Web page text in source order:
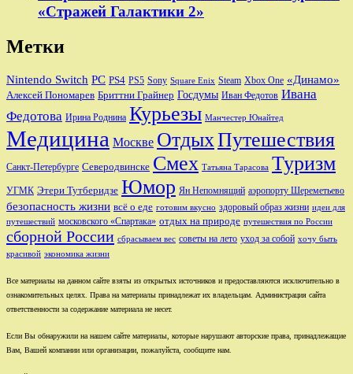
«Стражей Галактики 2»
Метки
Nintendo Switch PC PS4 PS5 Sony Square Enix Steam Xbox One «Динамо»
Алексей Пономарев Бриттни Грайнер Госдумы Иван Федотов Ивана
Федотова Ирина Роднина Курьезы Манчестер Юнайтед
Медицина Москве ОтдыхПутешествия
Санкт-Петербурге Северодвинске Смех Татьяна Тарасова Туризм
УГМК Этери Тутберидзе Юмор Ян Непомнящий аэропорту Шереметьево
безопасность жизни всё о еде готовим вкусно здоровый образ жизни идеи для
путешествий московского «Спартака» отдых на природе путешествия по России
сборной России сбрасываем вес советы на лето уход за собой хочу быть
красивой экономика жизни
Все материалы на данном сайте взяты из открытых источников и предоставляются исключительно в
ознакомительных целях. Права на материалы принадлежат их владельцам. Администрация сайта
ответственности за содержание материала не несет.
Если Вы обнаружили на нашем сайте материалы, которые нарушают авторские права, принадлежащие
Вам, Вашей компании или организации, пожалуйста, сообщите нам.